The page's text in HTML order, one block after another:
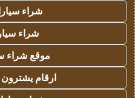
شراء
شراء
موقع شراء
ارقام